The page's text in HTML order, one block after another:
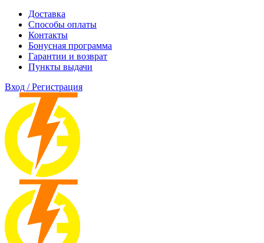
Доставка
Способы оплаты
Контакты
Бонусная программа
Гарантии и возврат
Пункты выдачи
Вход / Регистрация